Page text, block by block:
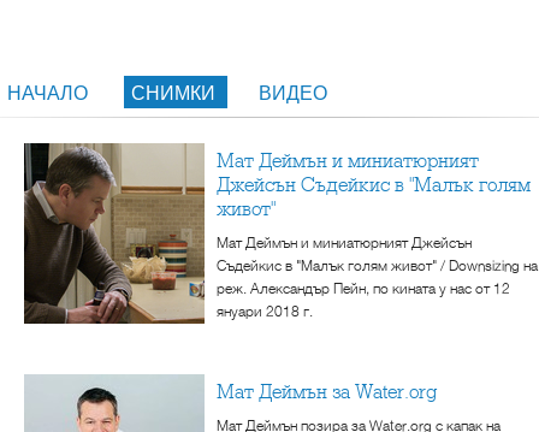
НАЧАЛО СНИМКИ ВИДЕО
Мат Деймън и миниатюрният
Джейсън Съдейкис в "Малък голям
живот"
Мат Деймън и миниатюрният Джейсън
Съдейкис в "Малък голям живот" / Downsizing на
реж. Александър Пейн, по кината у нас от 12
януари 2018 г.
Мат Деймън за Water.org
Мат Деймън позира за Water.org с капак на